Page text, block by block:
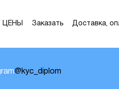
ЦЕНЫ Заказать Доставка,
@kyc_diplom